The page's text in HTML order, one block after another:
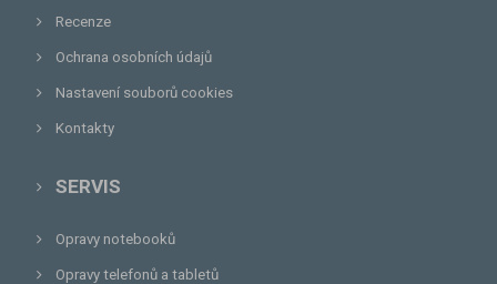
Recenze
Ochrana osobních údajů
Nastavení souborů cookies
Kontakty
SERVIS
Opravy notebooků
Opravy telefonů a tabletů